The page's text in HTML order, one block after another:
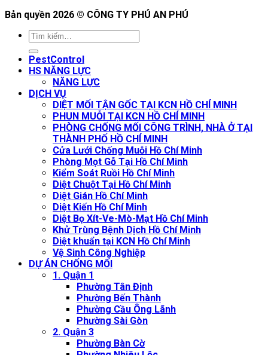
Bản quyền 2026 © CÔNG TY PHÚ AN PHÚ
PestControl
HS NĂNG LỰC
NĂNG LỰC
DỊCH VỤ
DIỆT MỐI TẬN GỐC TẠI KCN HỒ CHÍ MINH
PHUN MUỖI TẠI KCN HỒ CHÍ MINH
PHÒNG CHỐNG MỐI CÔNG TRÌNH, NHÀ Ở TẠI
THÀNH PHỐ HỒ CHÍ MINH
Cửa Lưới Chống Muỗi Hồ Chí Minh
Phòng Mọt Gỗ Tại Hồ Chí Minh
Kiểm Soát Ruồi Hồ Chí Minh
Diệt Chuột Tại Hồ Chí Minh
Diệt Gián Hồ Chí Minh
Diệt Kiến Hồ Chí Minh
Diệt Bọ Xít-Ve-Mò-Mạt Hồ Chí Minh
Khử Trùng Bệnh Dịch Hồ Chí Minh
Diệt khuẩn tại KCN Hồ Chí Minh
Vệ Sinh Công Nghiệp
DỰ ÁN CHỐNG MỐI
1. Quận 1
Phường Tân Định
Phường Bến Thành
Phường Cầu Ông Lãnh
Phường Sài Gòn
2. Quận 3
Phường Bàn Cờ